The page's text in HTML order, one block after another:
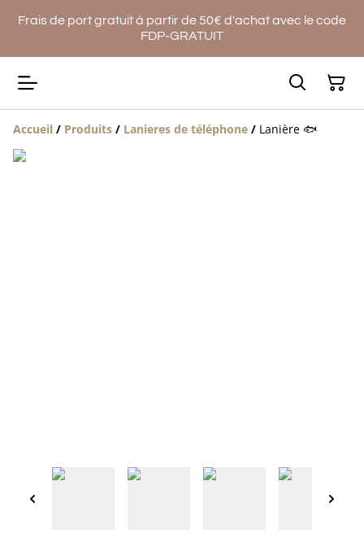
Frais de port gratuit à partir de 50€ d'achat avec le code
FDP-GRATUIT
Accueil / Produits / Lanieres de téléphone / Lanière 🐟